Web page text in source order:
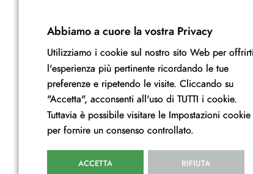
Contatti
info@stefaniacazzavillan.it
Invia una mail
Esplora
Chi Sono
Abbiamo a cuore la vostra Privacy
Utilizziamo i cookie sul nostro sito Web per offrirti
l'esperienza più pertinente ricordando le tue
preferenze e ripetendo le visite. Cliccando su
"Accetta", acconsenti all'uso di TUTTI i cookie.
Tuttavia è possibile visitare le Impostazioni cookie
per fornire un consenso controllato.
ACCETTA RIFIUTA